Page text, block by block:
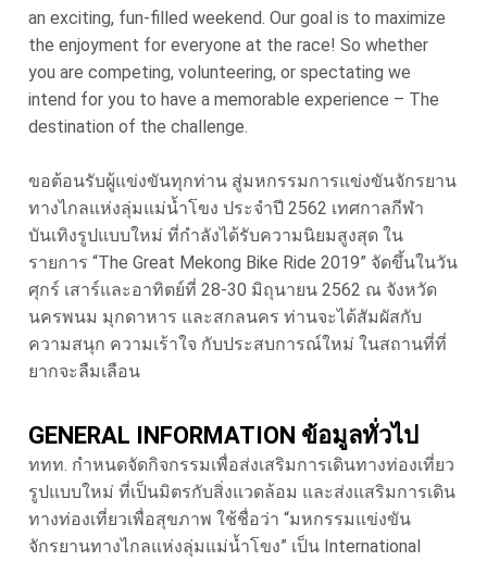
an exciting, fun-filled weekend. Our goal is to maximize
the enjoyment for everyone at the race! So whether
you are competing, volunteering, or spectating we
intend for you to have a memorable experience – The
destination of the challenge.
ขอต้อนรับผู้แข่งขันทุกท่าน สู่มหกรรมการแข่งขันจักรยาน
ทางไกลแห่งลุ่มแม่น้ำโขง ประจำปี 2562 เทศกาลกีฬา
บันเทิงรูปแบบใหม่ ที่กำลังได้รับความนิยมสูงสุด ใน
รายการ “The Great Mekong Bike Ride 2019” จัดขึ้นในวัน
ศุกร์ เสาร์และอาทิตย์ที่ 28-30 มิถุนายน 2562 ณ จังหวัด
นครพนม มุกดาหาร และสกลนคร ท่านจะได้สัมผัสกับ
ความสนุก ความเร้าใจ กับประสบการณ์ใหม่ ในสถานที่ที่
ยากจะลืมเลือน
GENERAL INFORMATION ข้อมูลทั่วไป
ททท. กำหนดจัดกิจกรรมเพื่อส่งเสริมการเดินทางท่องเที่ยว
รูปแบบใหม่ ที่เป็นมิตรกับสิ่งแวดล้อม และส่งแสริมการเดิน
ทางท่องเที่ยวเพื่อสุขภาพ ใช้ชื่อว่า “มหกรรมแข่งขัน
จักรยานทางไกลแห่งลุ่มแม่น้ำโขง” เป็น International